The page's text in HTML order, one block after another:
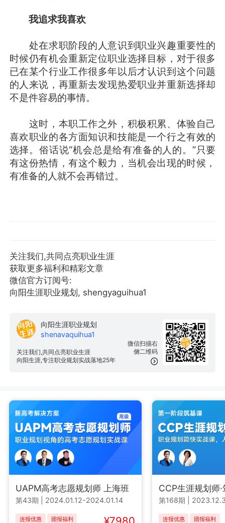
我追求我喜欢
处在求职阶段的人意识到职业兴趣重要性的
时候仍有机会重新定位职业选择目标，对于很多
已在某个行业工作很多年以后才认识到这个问题
的人来说，再重新去发现热爱职业并重新选择却
不是件容易的事情。
这时，本职工作之外，积极积累、体验自己
喜欢职业的各方面知识和技能是一个行之有效的
选择。俗话说“机会总是给有准备的人的。”只要
有这份热情，有这个毅力，当机会出现的时候，
有准备的人就不会再错过。
关注我们,共同点亮职业生涯
获取更多福利和精彩文章
微信官方订阅号:
向阳生涯职业规划, shengyaguihua1
微信扫描右
侧二维码
向阳生涯职业规划
shenavaquihua1
关注我们,共同点亮职业生涯
向阳生涯,专注职业规划实战落地25年
UAPM高考志愿规划师 上海班
第43期 2024.01.12-2024.01.14
连报优惠 团报福利
CCP生涯规划师
第168期
连报优惠 团报福利